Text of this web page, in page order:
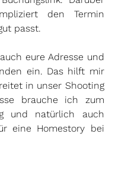
den Termin
passt.
eure Adresse und
ein. Das hilft mir
in unser Shooting
brauche ich zum
und natürlich auch
eine Homestory bei